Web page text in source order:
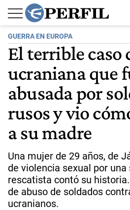
GUERRA EN EUROPA
El terrible caso
ucraniana que
abusada por
rusos y vio
a su madre
Una mujer de 29 años, de
de violencia sexual por una
rescatista contó su
de abuso de soldados
ucranianos.